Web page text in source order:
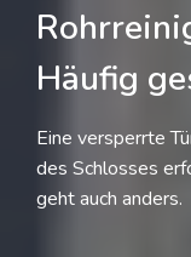
Häufig
Eine versperrte
des Schlosses
geht auch anders.